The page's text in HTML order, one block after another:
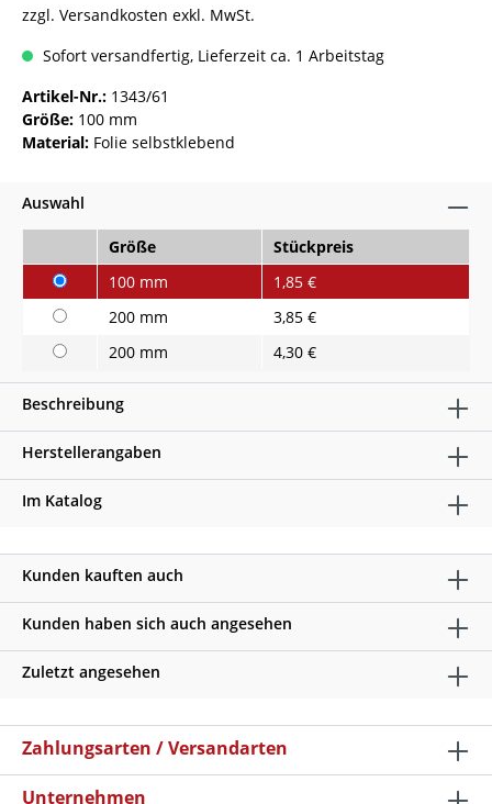
zzgl. Versandkosten exkl. MwSt.
Sofort versandfertig, Lieferzeit ca. 1 Arbeitstag
Artikel-Nr.: 1343/61
Größe: 100 mm
Material: Folie selbstklebend
Auswahl
Größe
Stückpreis
100 mm
1,85 €
200 mm
3,85 €
200 mm
4,30 €
Beschreibung
Herstellerangaben
Im Katalog
Kunden kauften auch
Kunden haben sich auch angesehen
Zuletzt angesehen
Zahlungsarten / Versandarten
Unternehmen